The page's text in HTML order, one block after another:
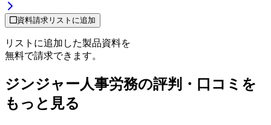
資料請求リストに追加
リストに追加した製品資料を
無料で請求できます。
ジンジャー人事労務の評判・口コミを
もっと見る